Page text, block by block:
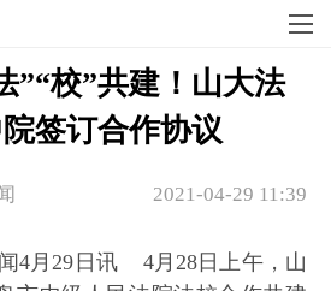
”“校”共建！山大法
签订合作协议
2021-04-29 11:39
4月29日讯 4月28日上午，山